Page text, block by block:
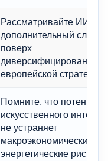
Рассматривайте ИИ как
дополнительный слой
поверх
диверсифицированной
европейской стратегии.
Помните, что потенциал
искусственного
не устраняет
макроэкономические или
энергетические риски.